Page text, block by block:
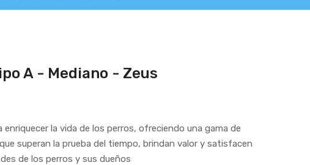
A - Mediano - Zeus
enriquecer la vida de los perros, ofreciendo una gama de
superan la prueba del tiempo, brindan valor y satisfacen
de los perros y sus dueños